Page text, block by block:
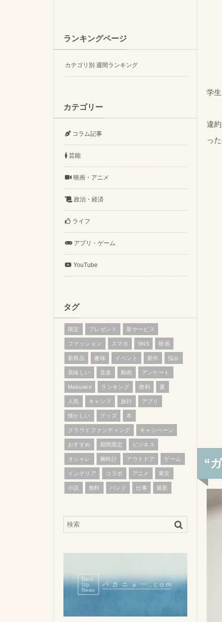
学
違
っ
“
ランキングページ
カテゴリ別 週間ランキング
カテゴリー
コラム記事
芸能
映画・アニメ
政治・経済
ライフ
アプリ・ゲーム
YouTube
タグ
限定 プレゼント 新サービス
ファッション スマホ SNS 映画
新商品 趣味 イベント 新作 悩み
美味しい 音楽 動画 アンケート
Makuake ランキング 便利 夏
人気 キャンプ 旅行 アプリ
懐かしい グッズ 本
クラウドファンディング キャンペーン
おすすめ 期間限定 ビジネス
オシャレ 腕時計 アウトドア ゲーム
インテリア コラボ アニメ 東京
小説 無料 バンド 仕事 最新